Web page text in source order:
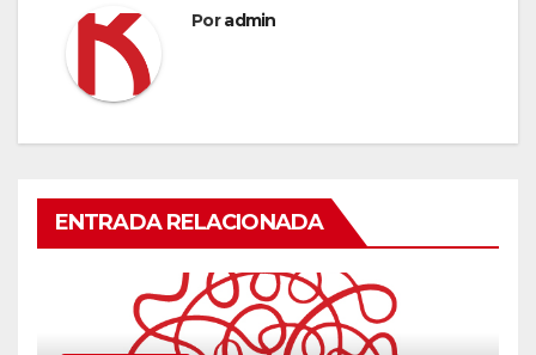
Poradmin
ENTRADA RELACIONADA